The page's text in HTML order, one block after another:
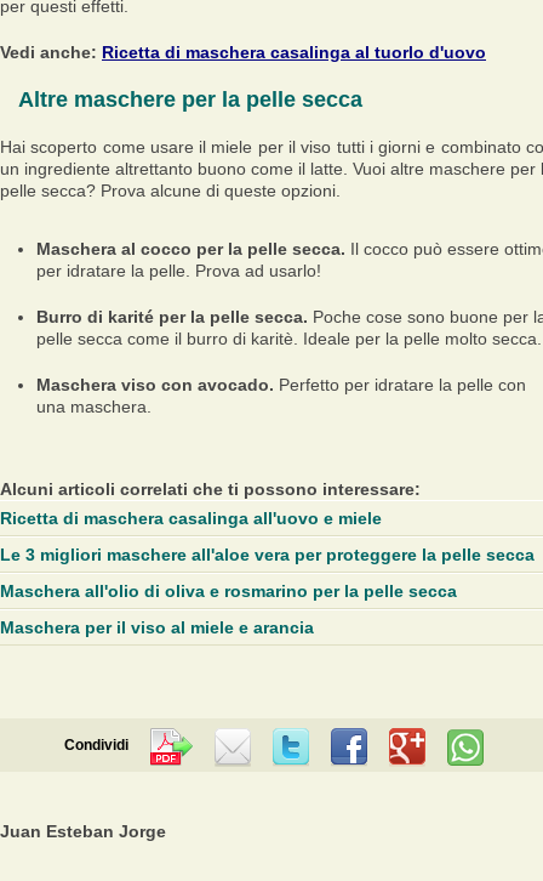
per questi effetti.
Vedi anche: Ricetta di maschera casalinga al tuorlo d'uovo
Altre maschere per la pelle secca
Hai scoperto come usare il miele per il viso tutti i giorni e combinato
un ingrediente altrettanto buono come il latte. Vuoi altre maschere per
pelle secca? Prova alcune di queste opzioni.
Maschera al cocco per la pelle secca. Il cocco può essere
per idratare la pelle. Prova ad usarlo!
Burro di karité per la pelle secca. Poche cose sono buone per
pelle secca come il burro di karitè. Ideale per la pelle molto secca.
Maschera viso con avocado. Perfetto per idratare la pelle con
una maschera.
Alcuni articoli correlati che ti possono interessare:
Ricetta di maschera casalinga all'uovo e miele
Le 3 migliori maschere all'aloe vera per proteggere la pelle secca
Maschera all'olio di oliva e rosmarino per la pelle secca
Maschera per il viso al miele e arancia
Condividi
Juan Esteban Jorge